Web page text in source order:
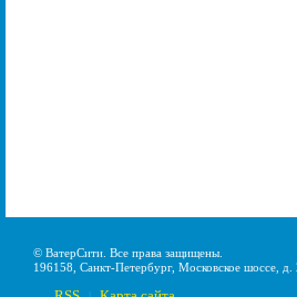
© ВатерСити. Все права защищены.
196158, Санкт-Петербург, Московское шоссе,